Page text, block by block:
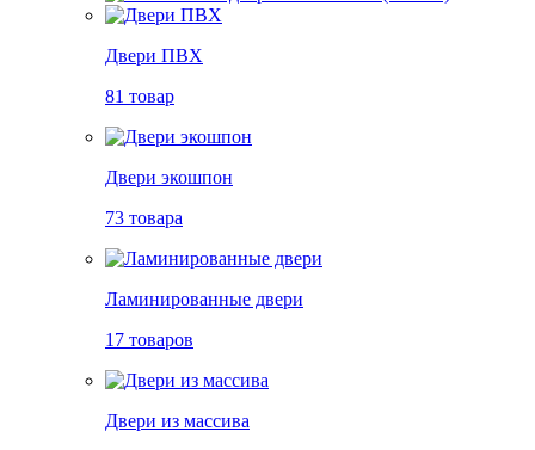
Двери ПВХ
81 товар
Двери экошпон
73 товара
Ламинированные двери
17 товаров
Двери из массива